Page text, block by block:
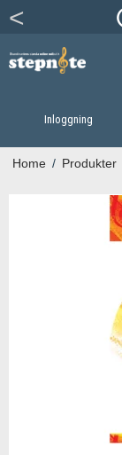
Inloggning
Home / Produkter